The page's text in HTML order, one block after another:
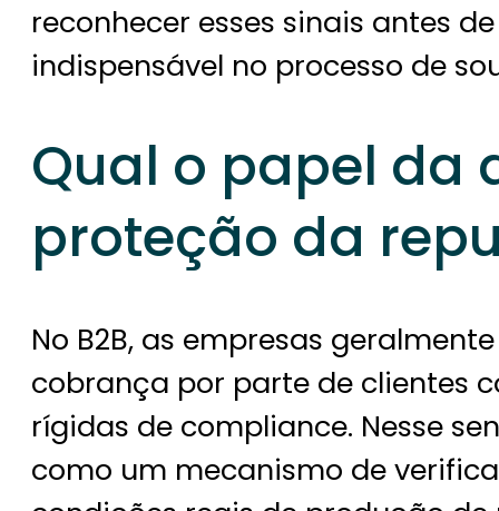
reconhecer esses sinais antes
indispensável no processo de
Qual o papel da
proteção da
No B2B, as empresas
cobrança por parte de clientes
rígidas de compliance. Nesse
como um mecanismo de